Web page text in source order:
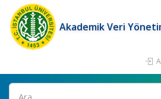
Akademik Veri
Ara